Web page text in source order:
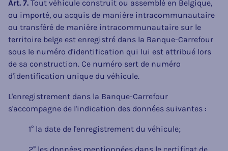
Art. 7. Tout véhicule construit ou assemblé en Belgique,
ou importé, ou acquis de manière intracommunautaire
ou transféré de manière intracommunautaire sur le
territoire belge est enregistré dans la Banque-Carrefour
sous le numéro d'identification qui lui est attribué lors
de sa construction. Ce numéro sert de numéro
d'identification unique du véhicule.
L'enregistrement dans la Banque-Carrefour
s'accompagne de l'indication des données suivantes :
1° la date de l'enregistrement du véhicule;